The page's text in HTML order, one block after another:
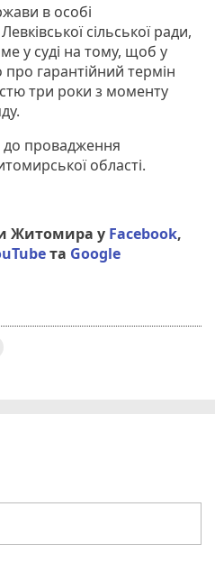
в особі
сільської ради,
у суді на тому, щоб у
гарантійний термін
три роки з моменту
до провадження
області.
Житомира у Facebook,
та Google